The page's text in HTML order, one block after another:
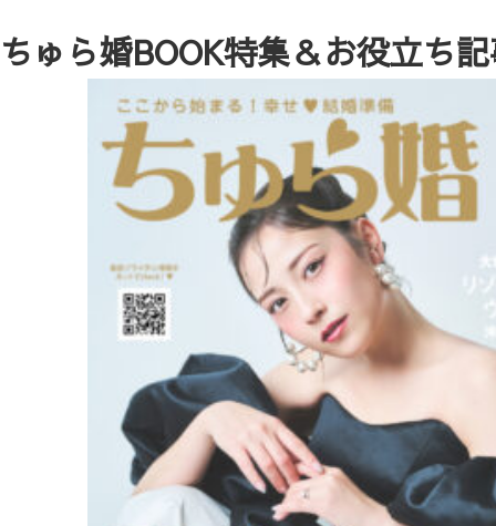
ちゅら婚BOOK特集＆お役立ち